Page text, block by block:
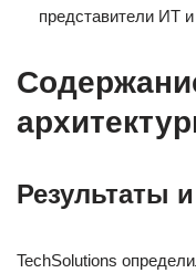
представители ИТ
Результаты
TechSolutions